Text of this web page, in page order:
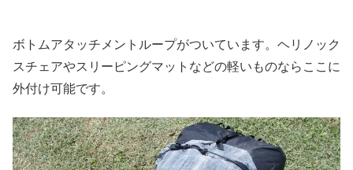
ボトムアタッチメントループがついています。ヘリノック
スチェアやスリーピングマットなどの軽いものならここに
外付け可能です。